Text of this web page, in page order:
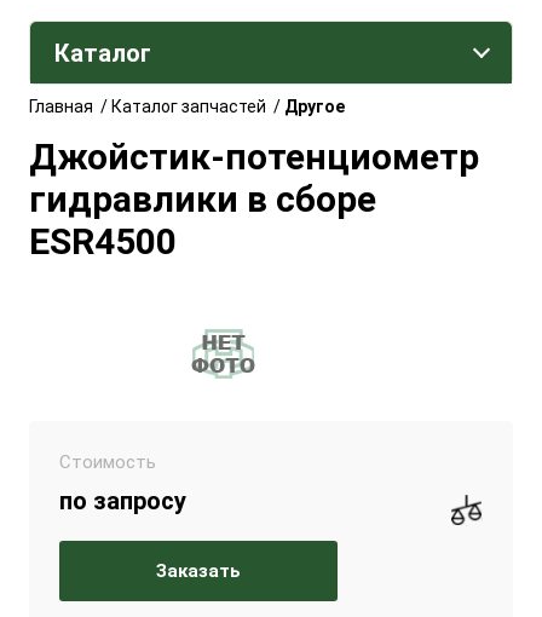
Каталог
Главная /Каталог запчастей / Другое
Джойстик-потенциометр
гидравлики в сборе
ESR4500
Стоимость
по запросу
Заказать